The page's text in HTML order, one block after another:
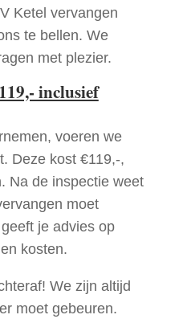
Ketel vervangen
te bellen. We
met plezier.
inclusief
voeren we
Deze kost €119,-,
Na de inspectie weet
moet
je advies op
kosten.
We zijn altijd
moet gebeuren.